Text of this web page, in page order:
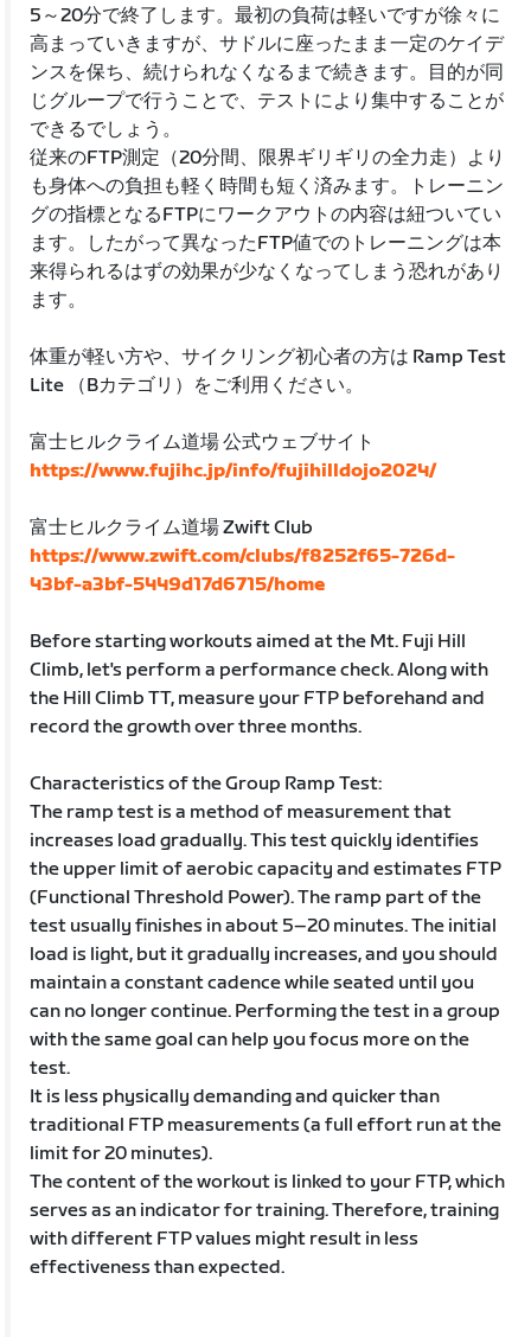
5～20分で終了します。最初の負荷は軽いですが徐々に
高まっていきますが、サドルに座ったまま一定のケイデ
ンスを保ち、続けられなくなるまで続きます。目的が同
じグループで行うことで、テストにより集中することが
できるでしょう。
従来のFTP測定（20分間、限界ギリギリの全力走）より
も身体への負担も軽く時間も短く済みます。トレーニン
グの指標となるFTPにワークアウトの内容は紐ついてい
ます。したがって異なったFTP値でのトレーニングは本
来得られるはずの効果が少なくなってしまう恐れがあり
ます。
体重が軽い方や、サイクリング初心者の方は Ramp Test
Lite （Bカテゴリ）をご利用ください。
富士ヒルクライム道場 公式ウェブサイト
https://www.fujihc.jp/info/fujihilldojo2024/
富士ヒルクライム道場 Zwift Club
https://www.zwift.com/clubs/f8252f65-726d-
43bf-a3bf-5449d17d6715/home
Before starting workouts aimed at the Mt. Fuji Hill
Climb, let's perform a performance check. Along with
the Hill Climb TT, measure your FTP beforehand and
record the growth over three months.
Characteristics of the Group Ramp Test:
The ramp test is a method of measurement that
increases load gradually. This test quickly identifies
the upper limit of aerobic capacity and estimates FTP
(Functional Threshold Power). The ramp part of the
test usually finishes in about 5–20 minutes. The initial
load is light, but it gradually increases, and you should
maintain a constant cadence while seated until you
can no longer continue. Performing the test in a group
with the same goal can help you focus more on the
test.
It is less physically demanding and quicker than
traditional FTP measurements (a full effort run at the
limit for 20 minutes).
The content of the workout is linked to your FTP, which
serves as an indicator for training. Therefore, training
with different FTP values might result in less
effectiveness than expected.